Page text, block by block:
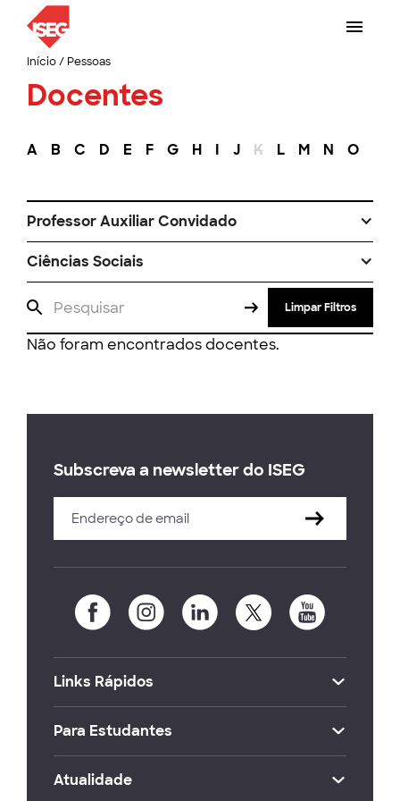
Início/ Pessoas
Docentes
A B C D E F G H I J K L M N O
Professor Auxiliar Convidado
Ciências Sociais
Limpar Filtros
Não foram encontrados docentes.
Subscreva a newsletter do ISEG
Links Rápidos
Para Estudantes
Atualidade